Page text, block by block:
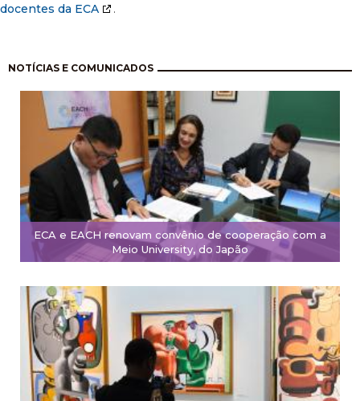
docentes da ECA
.
NOTÍCIAS E COMUNICADOS
ECA e EACH renovam convênio de cooperação com a
Meio University, do Japão
Paginación